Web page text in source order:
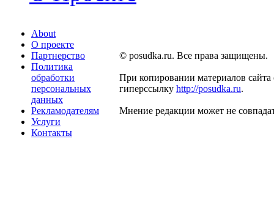
About
О проекте
Партнерство
Политика
обработки
персональных
данных
Рекламодателям
Услуги
Контакты
© posudka.ru. Все права защищены.
При копировании материалов сайта
гиперссылку http://posudka.ru.
Мнение редакции может не